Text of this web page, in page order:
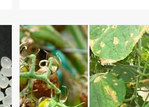
Дніпра
доставили
сокола,
який
атакував
ворожий
дрон